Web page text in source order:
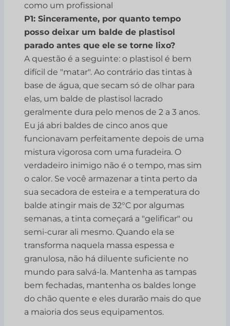
como um profissional
P1: Sinceramente, por quanto tempo
posso deixar um balde de plastisol
parado antes que ele se torne lixo?
A questão é a seguinte: o plastisol é bem
difícil de "matar". Ao contrário das tintas à
base de água, que secam só de olhar para
elas, um balde de plastisol lacrado
geralmente dura pelo menos de 2 a 3 anos.
Eu já abri baldes de cinco anos que
funcionavam perfeitamente depois de uma
mistura vigorosa com uma furadeira. O
verdadeiro inimigo não é o tempo, mas sim
o calor. Se você armazenar a tinta perto da
sua secadora de esteira e a temperatura do
balde atingir mais de 32°C por algumas
semanas, a tinta começará a "gelificar" ou
semi-curar ali mesmo. Quando ela se
transforma naquela massa espessa e
granulosa, não há diluente suficiente no
mundo para salvá-la. Mantenha as tampas
bem fechadas, mantenha os baldes longe
do chão quente e eles durarão mais do que
a maioria dos seus equipamentos.